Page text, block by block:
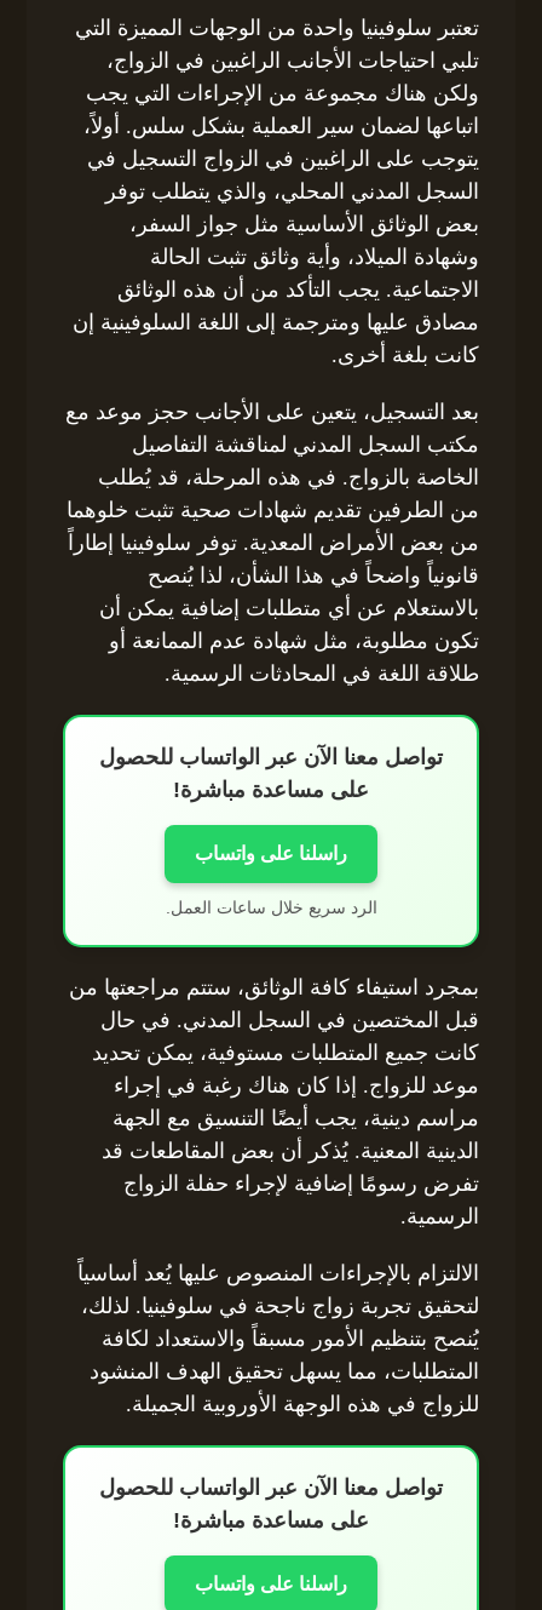
تعتبر سلوفينيا واحدة من الوجهات المميزة التي
تلبي احتياجات الأجانب الراغبين في الزواج،
ولكن هناك مجموعة من الإجراءات التي يجب
اتباعها لضمان سير العملية بشكل سلس. أولاً،
يتوجب على الراغبين في الزواج التسجيل في
السجل المدني المحلي، والذي يتطلب توفر
بعض الوثائق الأساسية مثل جواز السفر،
وشهادة الميلاد، وأية وثائق تثبت الحالة
الاجتماعية. يجب التأكد من أن هذه الوثائق
مصادق عليها ومترجمة إلى اللغة السلوفينية إن
كانت بلغة أخرى.
بعد التسجيل، يتعين على الأجانب حجز موعد مع
مكتب السجل المدني لمناقشة التفاصيل
الخاصة بالزواج. في هذه المرحلة، قد يُطلب
من الطرفين تقديم شهادات صحية تثبت خلوهما
من بعض الأمراض المعدية. توفر سلوفينيا إطاراً
قانونياً واضحاً في هذا الشأن، لذا يُنصح
بالاستعلام عن أي متطلبات إضافية يمكن أن
تكون مطلوبة، مثل شهادة عدم الممانعة أو
طلاقة اللغة في المحادثات الرسمية.
تواصل معنا الآن عبر الواتساب للحصول
على مساعدة مباشرة!
راسلنا على واتساب
الرد سريع خلال ساعات العمل.
بمجرد استيفاء كافة الوثائق، ستتم مراجعتها من
قبل المختصين في السجل المدني. في حال
كانت جميع المتطلبات مستوفية، يمكن تحديد
موعد للزواج. إذا كان هناك رغبة في إجراء
مراسم دينية، يجب أيضًا التنسيق مع الجهة
الدينية المعنية. يُذكر أن بعض المقاطعات قد
تفرض رسومًا إضافية لإجراء حفلة الزواج
الرسمية.
الالتزام بالإجراءات المنصوص عليها يُعد أساسياً
لتحقيق تجربة زواج ناجحة في سلوفينيا. لذلك،
يُنصح بتنظيم الأمور مسبقاً والاستعداد لكافة
المتطلبات، مما يسهل تحقيق الهدف المنشود
للزواج في هذه الوجهة الأوروبية الجميلة.
تواصل معنا الآن عبر الواتساب للحصول
على مساعدة مباشرة!
راسلنا على واتساب